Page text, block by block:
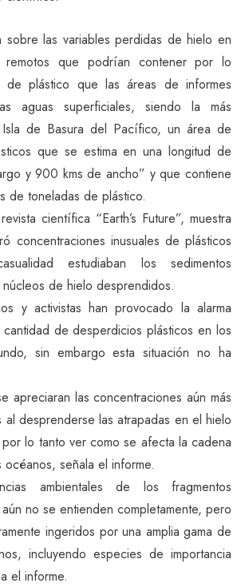
sobre las variables perdidas de hielo en
remotos que podrían contener por lo
plástico que las áreas de informes
aguas superficiales, siendo la más
de Basura del Pacífico, un área de
que se estima en una longitud de
y 900 kms de ancho” y que contiene
de toneladas de plástico.
científica “Earth’s Future”, muestra
concentraciones inusuales de plásticos
estudiaban los sedimentos
de hielo desprendidos.
y activistas han provocado la alarma
de desperdicios plásticos en los
sin embargo esta situación no ha
apreciaran las concentraciones aún más
al desprenderse las atrapadas en el hielo
lo tanto ver como se afecta la cadena
océanos, señala el informe.
ambientales de los fragmentos
aún no se entienden completamente, pero
ingeridos por una amplia gama de
incluyendo especies de importancia
el informe.